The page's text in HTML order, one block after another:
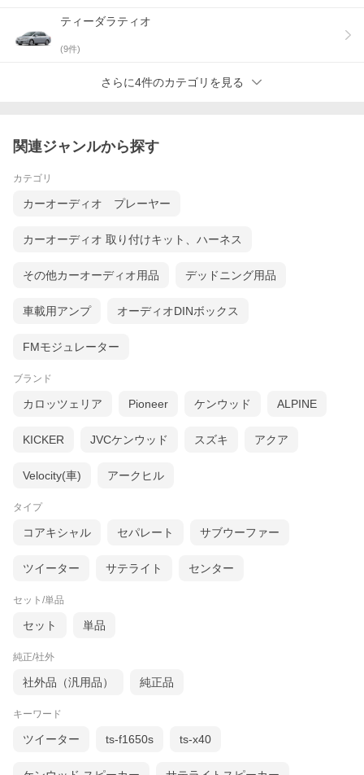
ティーダラティオ
(9件)
さらに4件のカテゴリを見る
関連ジャンルから探す
カテゴリ
カーオーディオ プレーヤー
カーオーディオ 取り付けキット、ハーネス
その他カーオーディオ用品 デッドニング用品
車載用アンプ オーディオDINボックス
FMモジュレーター
ブランド
カロッツェリア Pioneer ケンウッド ALPINE
KICKER JVCケンウッド スズキ アクア
Velocity(車) アークヒル
タイプ
コアキシャル セパレート サブウーファー
ツイーター サテライト センター
セット/単品
セット 単品
純正/社外
社外品（汎用品） 純正品
キーワード
ツイーター ts-f1650s ts-x40